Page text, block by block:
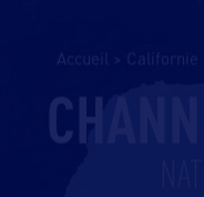
Accueil Californie